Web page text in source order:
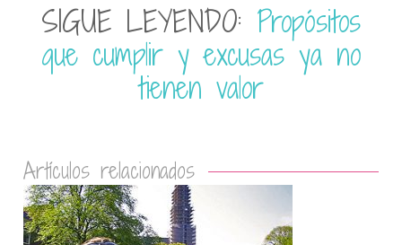
SIGUE LEYENDO: Propósitos
que cumplir y excusas ya no
tienen valor
Artículos relacionados